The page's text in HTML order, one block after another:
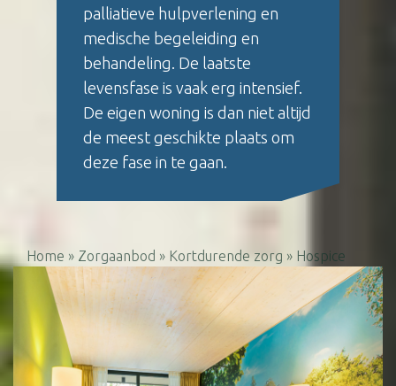
palliatieve hulpverlening en
medische begeleiding en
behandeling. De laatste
levensfase is vaak erg intensief.
De eigen woning is dan niet altijd
de meest geschikte plaats om
deze fase in te gaan.
Home » Zorgaanbod » Kortdurende zorg » Hospice